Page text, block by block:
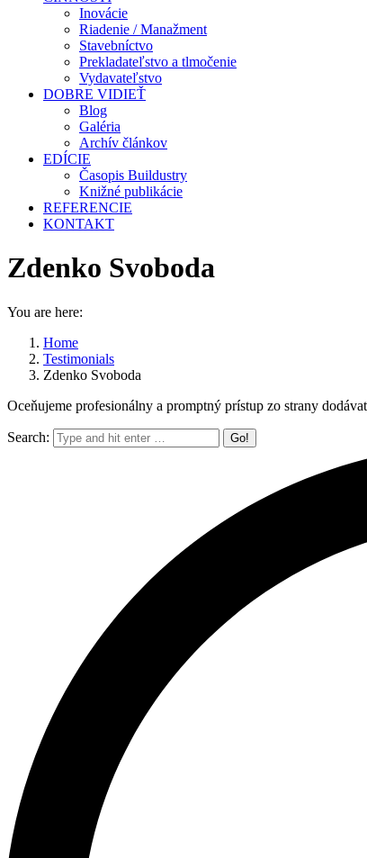
Inovácie
Riadenie / Manažment
Stavebníctvo
Prekladateľstvo a tlmočenie
Vydavateľstvo
DOBRE VIDIEŤ
Blog
Galéria
Archív článkov
EDÍCIE
Časopis Buildustry
Knižné publikácie
REFERENCIE
KONTAKT
Zdenko Svoboda
You are here:
Home
Testimonials
Zdenko Svoboda
Oceňujeme profesionálny a promptný prístup zo strany
Search: